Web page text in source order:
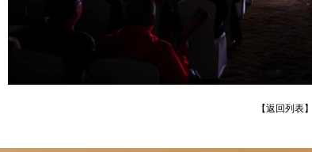
【返回列表】